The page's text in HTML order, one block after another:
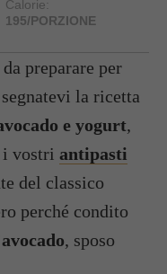
Calorie:
195/PORZIONE
preparare per
la ricetta
e yogurt,
i vostri antipasti
del classico
perché condito
avocado, sposo